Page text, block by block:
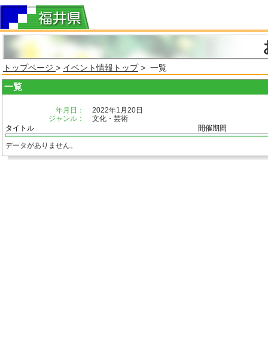
トップページ > イベント情報トップ> 一覧
一覧
年月日：
2022年1月20日
ジャンル：
文化・芸術
タイトル
開催期間
データがありません。